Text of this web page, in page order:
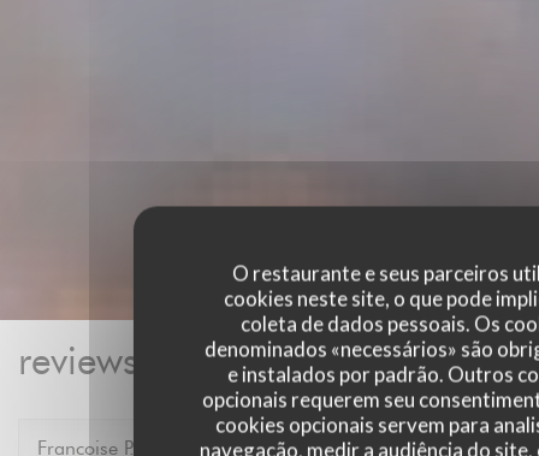
O restaurante e seus parceiros
cookies neste site, o que pode
coleta de dados pessoais. Os
denominados «necessários» são
e instalados por padrão. Outros
opcionais requerem seu
cookies opcionais servem para
navegação, medir a audiência do
Francoise P